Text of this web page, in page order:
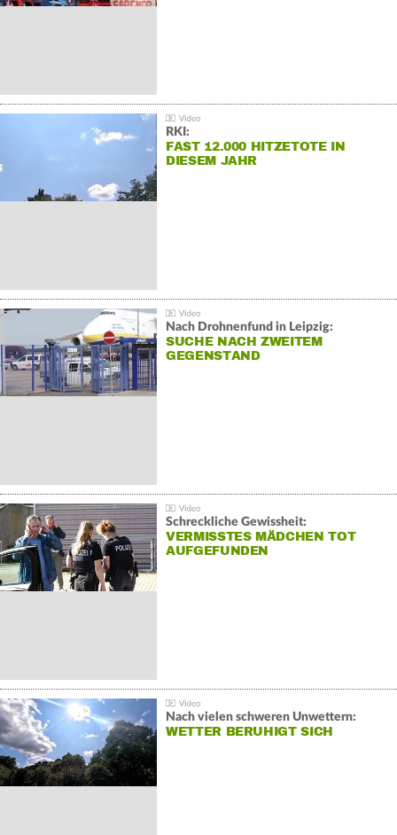
RKI:
FAST 12.000 HITZETOTE IN
DIESEM JAHR
Nach Drohnenfund in Leipzig:
SUCHE NACH ZWEITEM
GEGENSTAND
Schreckliche Gewissheit:
VERMISSTES MÄDCHEN TOT
AUFGEFUNDEN
Nach vielen schweren Unwettern:
WETTER BERUHIGT SICH